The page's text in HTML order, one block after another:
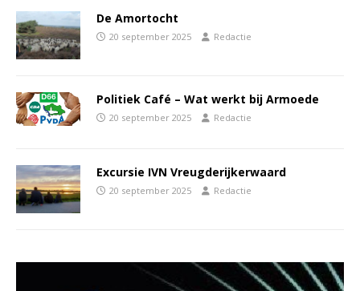
De Amortocht
20 september 2025 Redactie
Politiek Café – Wat werkt bij Armoede
20 september 2025 Redactie
Excursie IVN Vreugderijkerwaard
20 september 2025 Redactie